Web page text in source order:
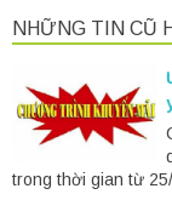
NHỮNG TIN CŨ
trong thời gian từ